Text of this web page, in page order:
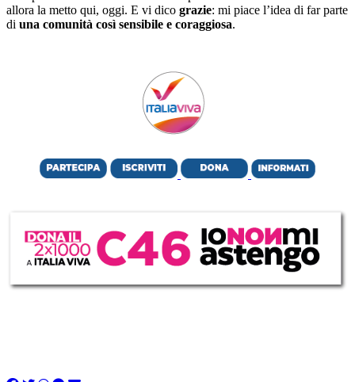
allora la metto qui, oggi. E vi dico grazie: mi piace l’idea di far parte
di una comunità così sensibile e coraggiosa.